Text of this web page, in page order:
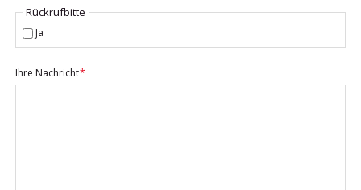
Rückrufbitte
Ja
Pflichtfeld
Ihre Nachricht*